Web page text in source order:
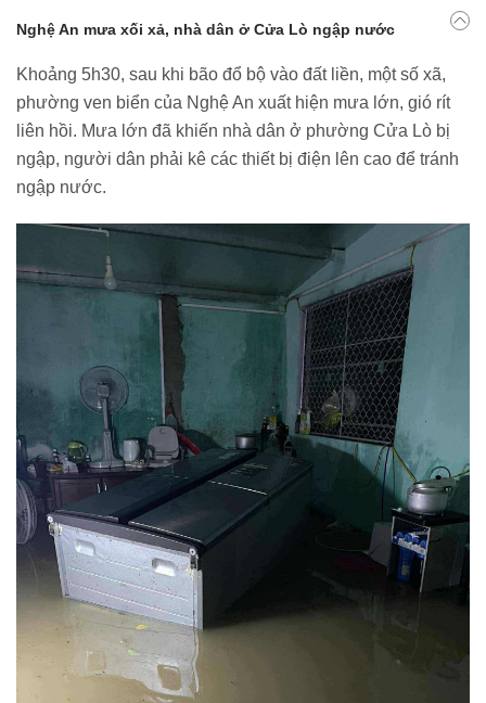
Nghệ An mưa xối xả, nhà dân ở Cửa Lò ngập nước
Khoảng 5h30, sau khi bão đổ bộ vào đất liền, một số xã,
phường ven biển của Nghệ An xuất hiện mưa lớn, gió rít
liên hồi. Mưa lớn đã khiến nhà dân ở phường Cửa Lò bị
ngập, người dân phải kê các thiết bị điện lên cao để tránh
ngập nước.